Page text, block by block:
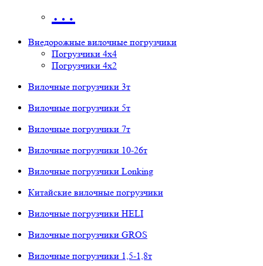
…
Внедорожные вилочные погрузчики
Погрузчики 4х4
Погрузчики 4х2
Вилочные погрузчики 3т
Вилочные погрузчики 5т
Вилочные погрузчики 7т
Вилочные погрузчики 10-26т
Вилочные погрузчики Lonking
Китайские вилочные погрузчики
Вилочные погрузчики HELI
Вилочные погрузчики GROS
Вилочные погрузчики 1,5-1,8т